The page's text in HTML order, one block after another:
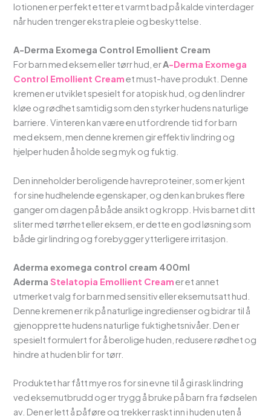
lotionen er perfekt etter et varmt bad på kalde vinterdager
når huden trenger ekstra pleie og beskyttelse.
A-Derma Exomega Control Emollient Cream
For barn med eksem eller tørr hud, erA-Derma Exomega
Control Emollient Creamet must-have produkt. Denne
kremen er utviklet spesielt for atopisk hud, og den lindrer
kløe og rødhet samtidig som den styrker hudens naturlige
barriere. Vinteren kan være en utfordrende tid for barn
med eksem, men denne kremen gir effektiv lindring og
hjelper huden å holde seg myk og fuktig.
Den inneholder beroligende havreproteiner, som er kjent
for sine hudhelende egenskaper, og den kan brukes flere
ganger om dagen på både ansikt og kropp. Hvis barnet ditt
sliter med tørrhet eller eksem, er dette en god løsning som
både gir lindring og forebygger ytterligere irritasjon.
Aderma exomega control cream 400ml
Aderma Stelatopia Emollient Creamer et annet
utmerket valg for barn med sensitiv eller eksemutsatt hud.
Denne kremen er rik på naturlige ingredienser og bidrar til å
gjenopprette hudens naturlige fuktighetsnivåer. Den er
spesielt formulert for å berolige huden, redusere rødhet og
hindre at huden blir for tørr.
Produktet har fått mye ros for sin evne til å gi rask lindring
ved eksemutbrudd og er trygg å bruke på barn fra fødselen
av. Den er lett å påføre og trekker raskt inn i huden uten å